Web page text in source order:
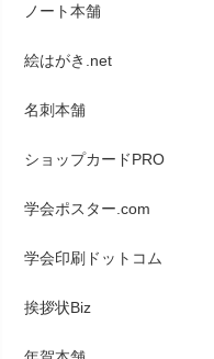
ノート本舗
絵はがき.net
名刺本舗
ショップカードPRO
学会ポスター.com
学会印刷ドットコム
挨拶状Biz